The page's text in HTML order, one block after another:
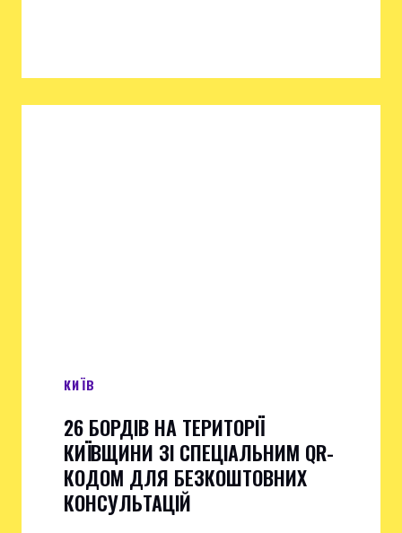
КИЇВ
26 БОРДІВ НА ТЕРИТОРІЇ
КИЇВЩИНИ ЗІ СПЕЦІАЛЬНИМ QR-
КОДОМ ДЛЯ БЕЗКОШТОВНИХ
КОНСУЛЬТАЦІЙ